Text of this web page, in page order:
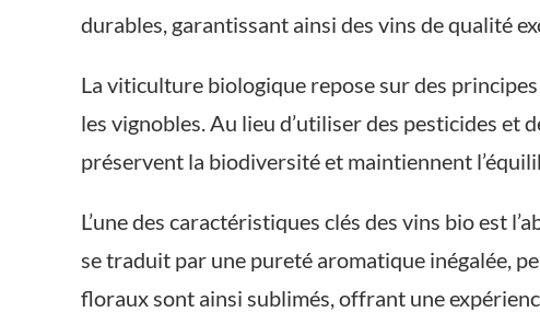
durables, garantissant ainsi des vins de qualité
La viticulture biologique repose sur des
les vignobles. Au lieu d’utiliser des pesticides
préservent la biodiversité et maintiennent
L’une des caractéristiques clés des vins bio est
se traduit par une pureté aromatique inégalée,
floraux sont ainsi sublimés, offrant une